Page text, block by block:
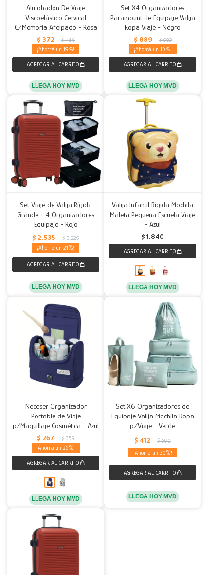
Almohadón De Viaje
Viscoelástico Cervical
C/Memoria Afelpado - Rosa
$ 372 $ 460
19
LLEGA HOY MVD
Set X4 Organizadores
Paramount de Equipaje Valija
Ropa Viaje - Negro
$ 889 $ 989
10
LLEGA HOY MVD
Set Viaje de Valija Rígida
Grande + 4 Organizadores
Equipaje - Rojo
$ 2.535 $ 3.229
21
LLEGA HOY MVD
Valija Infantil Rígida Mochila
Maleta Pequeña Escuela Viaje
- Azul
$ 1.840
LLEGA HOY MVD
Neceser Organizador
Portable de Viaje
p/Maquillaje Cosmética - Azul
$ 267 $ 359
25
LLEGA HOY MVD
Set X6 Organizadores de
Equipaje Valija Mochila Ropa
p/Viaje - Verde
$ 412 $ 590
30
LLEGA HOY MVD
Mesas
Calefactores
Acolchados y Frazadas
Fundas
Decoración
Accesorios para el hogar
Herramientas
Accesorios
Muebles Infantiles